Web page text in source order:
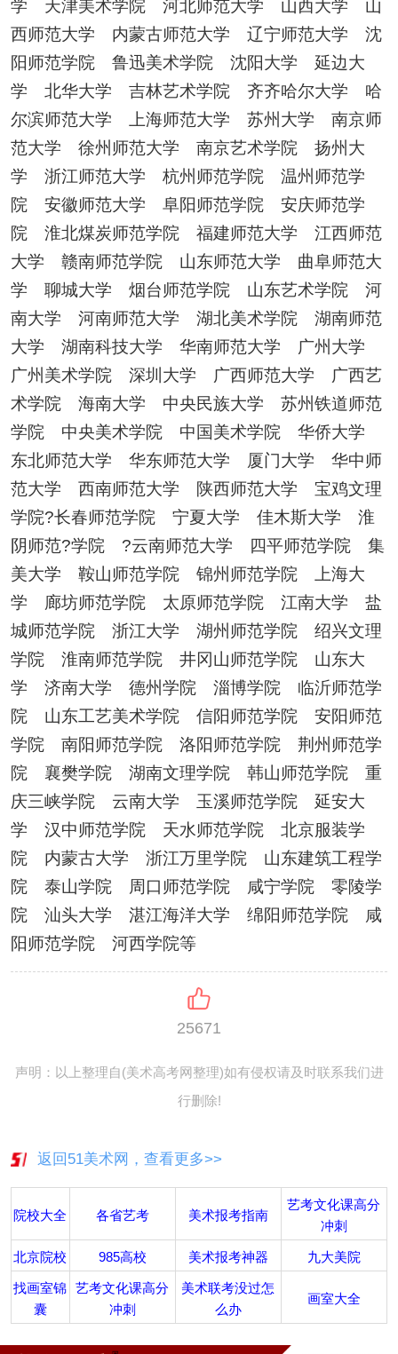
学 天津美术学院 河北师范大学 山西大学 山
西师范大学 内蒙古师范大学 辽宁师范大学 沈
阳师范学院 鲁迅美术学院 沈阳大学 延边大
学 北华大学 吉林艺术学院 齐齐哈尔大学 哈
尔滨师范大学 上海师范大学 苏州大学 南京师
范大学 徐州师范大学 南京艺术学院 扬州大
学 浙江师范大学 杭州师范学院 温州师范学
院 安徽师范大学 阜阳师范学院 安庆师范学
院 淮北煤炭师范学院 福建师范大学 江西师范
大学 赣南师范学院 山东师范大学 曲阜师范大
学 聊城大学 烟台师范学院 山东艺术学院 河
南大学 河南师范大学 湖北美术学院 湖南师范
大学 湖南科技大学 华南师范大学 广州大学
广州美术学院 深圳大学 广西师范大学 广西艺
术学院 海南大学 中央民族大学 苏州铁道师范
学院 中央美术学院 中国美术学院 华侨大学
东北师范大学 华东师范大学 厦门大学 华中师
范大学 西南师范大学 陕西师范大学 宝鸡文理
学院?长春师范学院 宁夏大学 佳木斯大学 淮
阴师范?学院 ?云南师范大学 四平师范学院 集
美大学 鞍山师范学院 锦州师范学院 上海大
学 廊坊师范学院 太原师范学院 江南大学 盐
城师范学院 浙江大学 湖州师范学院 绍兴文理
学院 淮南师范学院 井冈山师范学院 山东大
学 济南大学 德州学院 淄博学院 临沂师范学
院 山东工艺美术学院 信阳师范学院 安阳师范
学院 南阳师范学院 洛阳师范学院 荆州师范学
院 襄樊学院 湖南文理学院 韩山师范学院 重
庆三峡学院 云南大学 玉溪师范学院 延安大
学 汉中师范学院 天水师范学院 北京服装学
院 内蒙古大学 浙江万里学院 山东建筑工程学
院 泰山学院 周口师范学院 咸宁学院 零陵学
院 汕头大学 湛江海洋大学 绵阳师范学院 咸
阳师范学院 河西学院等
25671
声明：以上整理自(美术高考网整理)如有侵权请及时联系我们进
行删除!
返回51美术网，查看更多>>
院校大全 各省艺考 美术报考指南
艺考文化课高分
冲刺
北京院校 985高校 美术报考神器 九大美院
找画室锦
囊
艺考文化课高分
冲刺
美术联考没过怎
么办
画室大全